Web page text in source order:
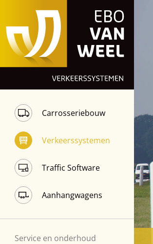
Carrosseriebouw
Verkeerssystemen
Traffic Software
Aanhangwagens
Service en onderhoud